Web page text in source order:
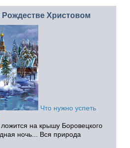
Рождестве Христовом
Что нужно успеть
на крышу Боровецкого
ночь... Вся природа